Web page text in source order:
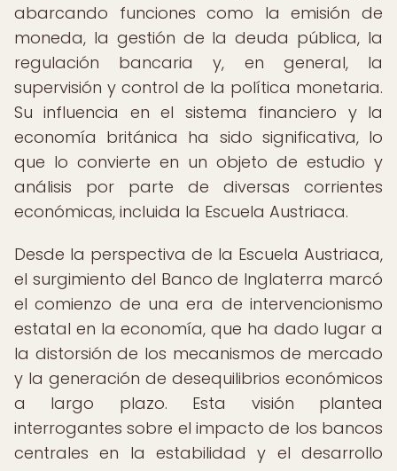
abarcando funciones como la emisión de
moneda, la gestión de la deuda pública, la
regulación bancaria y, en general, la
supervisión y control de la política monetaria.
Su influencia en el sistema financiero y la
economía británica ha sido significativa, lo
que lo convierte en un objeto de estudio y
análisis por parte de diversas corrientes
económicas, incluida la Escuela Austriaca.
Desde la perspectiva de la Escuela Austriaca,
el surgimiento del Banco de Inglaterra marcó
el comienzo de una era de intervencionismo
estatal en la economía, que ha dado lugar a
la distorsión de los mecanismos de mercado
y la generación de desequilibrios económicos
a largo plazo. Esta visión plantea
interrogantes sobre el impacto de los bancos
centrales en la estabilidad y el desarrollo